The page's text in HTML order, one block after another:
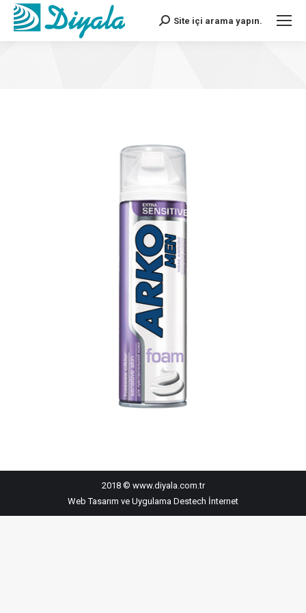
Search:Site içi arama yapın.
2018 © www.diyala.com.tr
Web Tasarım ve Uygulama Destech İnternet